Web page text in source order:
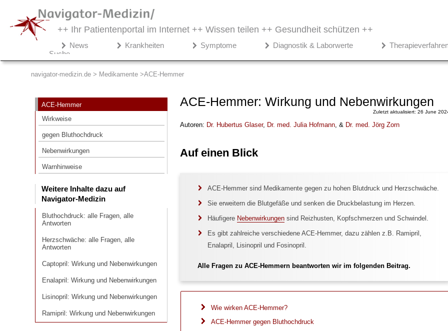
++ Ihr Patientenportal im Internet ++ Wissen teilen ++ Gesundheit schützen ++
News Krankheiten Symptome Diagnostik & Laborwerte
Suche
navigator-medizin.de > Medikamente ACE-Hemmer
ACE-Hemmer
Wirkweise
gegen Bluthochdruck
Nebenwirkungen
Warnhinweise
Weitere Inhalte dazu auf
Navigator-Medizin
Bluthochdruck: alle Fragen, alle
Antworten
Herzschwäche: alle Fragen, alle
Antworten
Captopril: Wirkung und Nebenwirkungen
Enalapril: Wirkung und Nebenwirkungen
Lisinopril: Wirkung und Nebenwirkungen
Ramipril: Wirkung und Nebenwirkungen
ACE-Hemmer: Wirkung und Nebenwirkungen
Zuletzt aktualisiert: 26 June
Autoren: Dr. Hubertus Glaser, Dr. med. Julia Hofmann, & Dr. med. Jörg Zorn
Auf einen Blick
ACE-Hemmer sind Medikamente gegen zu hohen Blutdruck und Herzschwäche.
Sie erweitern die Blutgefäße und senken die Druckbelastung im Herzen.
Häufigere Nebenwirkungensind Reizhusten, Kopfschmerzen und Schwindel.
Es gibt zahlreiche verschiedene ACE-Hemmer, dazu zählen z.B. Ramipril,
Enalapril, Lisinopril und Fosinopril.
Alle Fragen zu ACE-Hemmern beantworten wir im folgenden Beitrag.
Wie wirken ACE-Hemmer?
ACE-Hemmer gegen Bluthochdruck
Navigator-
▾
Medikamente
ACE-Hemmer
Wirkweise
gegen Bluthochdruck
Nebenwirkungen
Warnhinweise
Navigator-Medizin
Bluthochdruck: alle Fragen, alle